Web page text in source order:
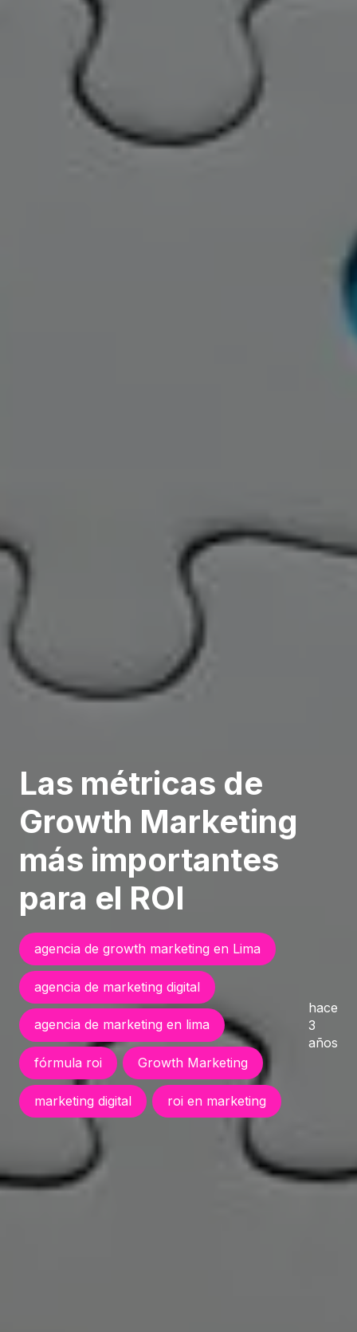
Las métricas de
Growth Marketing
más importantes
para el ROI
agencia de growth marketing en Lima
agencia de marketing digital
agencia de marketing en lima
fórmula roi Growth Marketing
marketing digital roi en marketing
hace
3
años